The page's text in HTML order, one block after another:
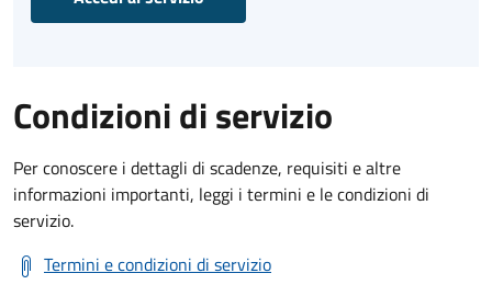
Condizioni di servizio
Per conoscere i dettagli di scadenze, requisiti e altre
informazioni importanti, leggi i termini e le condizioni di
servizio.
Termini e condizioni di servizio